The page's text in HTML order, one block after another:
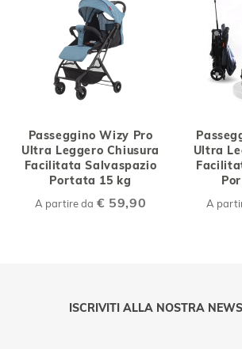
Passeggino Wizy Pro
Ultra Leggero Chiusura
Facilitata Salvaspazio
Portata 15 kg
A partire da € 59,90
Ultra
A
ISCRIVITI ALLA NOSTRA